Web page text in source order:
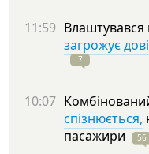
11:59
загрожує
7
10:07
спізнюється,
пасажири
56